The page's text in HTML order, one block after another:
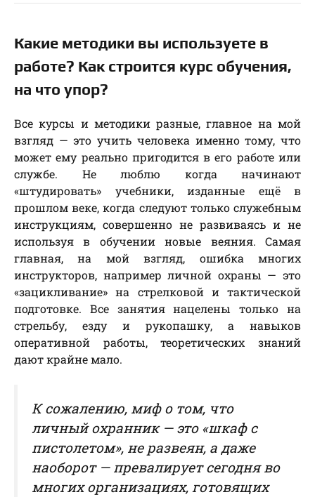
Какие методики вы используете в
работе? Как строится курс обучения,
на что упор?
Все курсы и методики разные, главное на мой
взгляд — это учить человека именно тому, что
может ему реально пригодится в его работе или
службе. Не люблю когда начинают
«штудировать» учебники, изданные ещё в
прошлом веке, когда следуют только служебным
инструкциям, совершенно не развиваясь и не
используя в обучении новые веяния. Самая
главная, на мой взгляд, ошибка многих
инструкторов, например личной охраны — это
«зацикливание» на стрелковой и тактической
подготовке. Все занятия нацелены только на
стрельбу, езду и рукопашку, а навыков
оперативной работы, теоретических знаний
дают крайне мало.
К сожалению, миф о том, что
личный охранник — это «шкаф с
пистолетом», не развеян, а даже
наоборот — превалирует сегодня во
многих организациях, готовящих